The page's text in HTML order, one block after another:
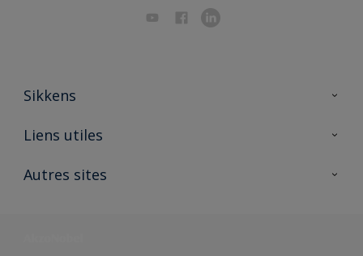
Sikkens
A propos de Sikkens
Liens utiles
Ouvrir un magasin PASS
Autres sites